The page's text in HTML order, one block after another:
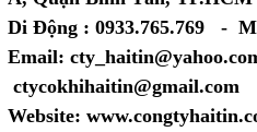
Di Động : 0933.765.769 -
Email:
ctycokhihaitin@gmail.com
Website: